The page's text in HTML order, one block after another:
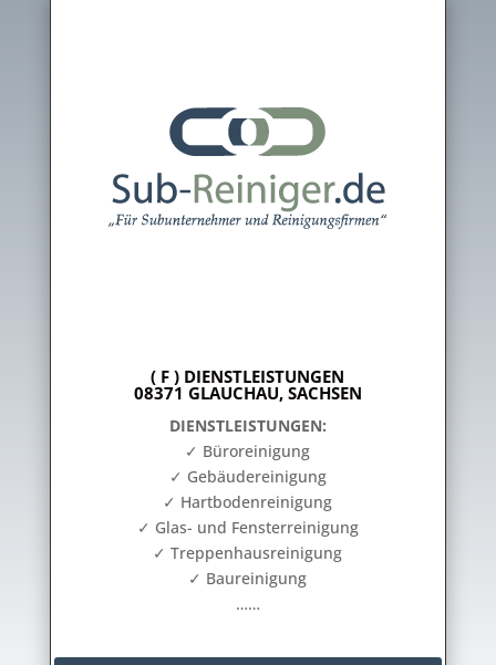
( F ) DIENSTLEISTUNGEN
08371 GLAUCHAU, SACHSEN
DIENSTLEISTUNGEN:
✓ Büroreinigung
✓ Gebäudereinigung
✓ Hartbodenreinigung
✓ Glas- und Fensterreinigung
✓ Treppenhausreinigung
✓ Baureinigung
……